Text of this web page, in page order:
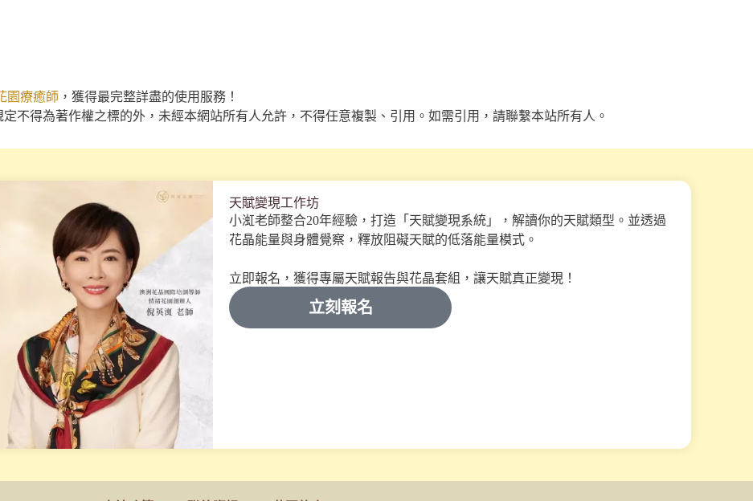
園療癒師 ，獲得最完整詳盡的使用服務！
不得為著作權之標的外，未經本網站所有人允許，不得任意複製、引用。如需引用，請聯繫本站所有人。
天賦變現工作坊
小渱老師整合20年經驗，打造「天賦變現系統」，解讀你的天賦類型。並透過
花晶能量與身體覺察，釋放阻礙天賦的低落能量模式。
立即報名，獲得專屬天賦報告與花晶套組，讓天賦真正變現！
立刻報名